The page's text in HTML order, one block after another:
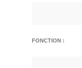
FONCTION :